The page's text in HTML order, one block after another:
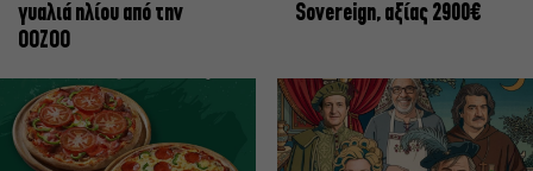
γυαλιά ηλίου από την
OOZOO
Sovereign, αξίας 2900€